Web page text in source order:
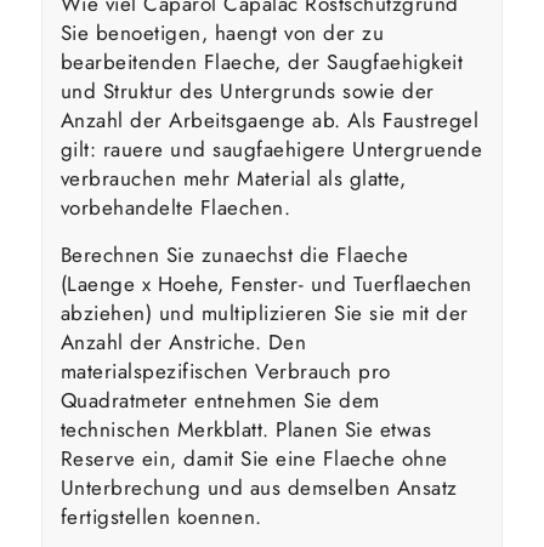
Sie benoetigen, haengt von der zu
bearbeitenden Flaeche, der Saugfaehigkeit
und Struktur des Untergrunds sowie der
Anzahl der Arbeitsgaenge ab. Als Faustregel
gilt: rauere und saugfaehigere Untergruende
verbrauchen mehr Material als glatte,
vorbehandelte Flaechen.
Berechnen Sie zunaechst die Flaeche
(Laenge x Hoehe, Fenster- und Tuerflaechen
abziehen) und multiplizieren Sie sie mit der
Anzahl der Anstriche. Den
materialspezifischen Verbrauch pro
Quadratmeter entnehmen Sie dem
technischen Merkblatt. Planen Sie etwas
Reserve ein, damit Sie eine Flaeche ohne
Unterbrechung und aus demselben Ansatz
fertigstellen koennen.